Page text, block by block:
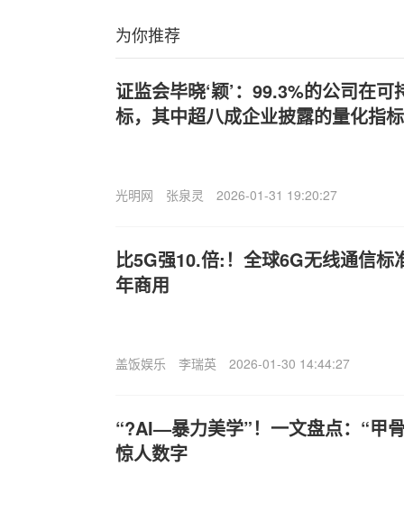
为你推荐
证监会毕晓‘颖’：99.3%的公司在
标，其中超八成企业披露的量化指
光明网 张泉灵 2026-01-31 19:20:27
比5G强10.倍:！全球6G无线通信标
年商用
盖饭娱乐 李瑞英 2026-01-30 14:44:27
“?AI—暴力美学”！一文盘点：“甲
惊人数字